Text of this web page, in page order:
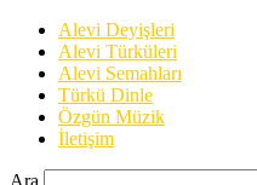
Alevi Deyişleri
Alevi Türküleri
Alevi Semahları
Türkü Dinle
Özgün Müzik
İletişim
Ara